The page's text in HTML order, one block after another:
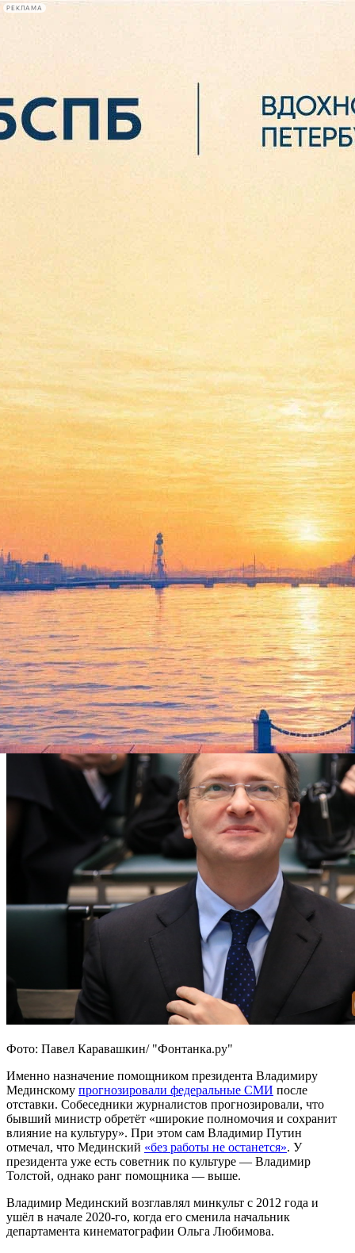
РЕКЛАМА
Сегодня:
2026.08.07
Без работы не остался.
Теперь Мединский —
помощник президента
24 января 2020,09:46 Версия для печати
Бывший министр культуры Владимир Мединский назначен
помощником президента. Указ об этом 24 января размещен на
сайте Кремля. «Назначить Мединского Владимира
Ростиславовича помощником президента Российской
Федерации», — отмечено в документе. Как уточняется в
бумаге, она вступает в силу со дня подписания, 24 января
2020 года.
Фото: Павел Каравашкин/ "Фонтанка.ру"
Именно назначение помощником президента Владимиру
Мединскому прогнозировали федеральные СМИ после
отставки. Собеседники журналистов прогнозировали, что
бывший министр обретёт «широкие полномочия и сохранит
влияние на культуру». При этом сам Владимир Путин
отмечал, что Мединский «без работы не останется». У
президента уже есть советник по культуре — Владимир
Толстой, однако ранг помощника — выше.
Владимир Мединский возглавлял минкульт с 2012 года и
ушёл в начале 2020-го, когда его сменила начальник
департамента кинематографии Ольга Любимова.